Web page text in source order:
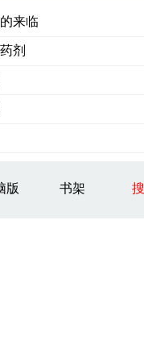
来临
剂
版 书架